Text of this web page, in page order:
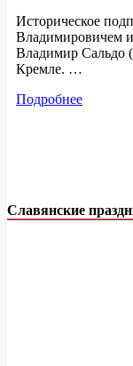
Историческое
Владимировичем
Владимир Сальдо
Кремле. …
Подробнее
Славянские